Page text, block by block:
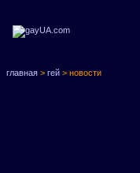
главная > гей > новости